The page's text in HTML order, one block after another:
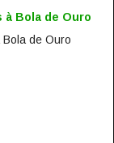
à Bola de Ouro